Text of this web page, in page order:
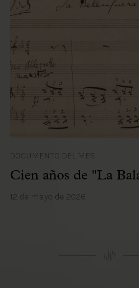
DOCUMENTO DEL MES
Cien años de "La
12 de mayo de 2026